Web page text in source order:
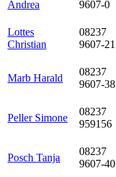
Andrea
9607-0
Lottes
Christian
08237
9607-21
Marb Harald
08237
9607-38
Peller Simone
08237
959156
Posch Tanja
08237
9607-40